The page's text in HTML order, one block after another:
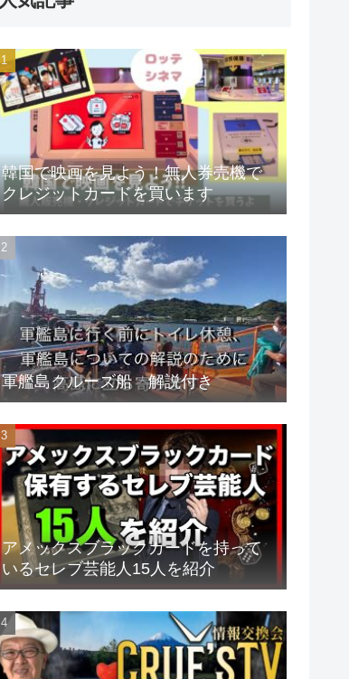
韓国で映画を見よう！無人券売機で
クレジットカードを買います
軍艦島クルーズ船 解説付き
アメックスブラックカードを持って
いるセレブ芸能人15人を紹介